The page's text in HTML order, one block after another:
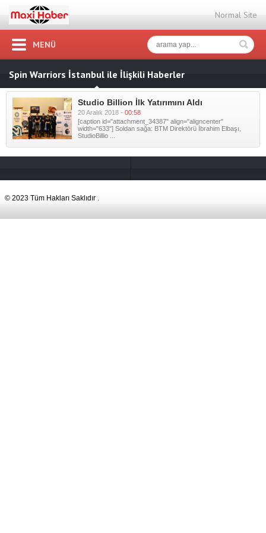
Normal Site
MENÜ
Spin Warriors İstanbul ile İlişkili Haberler
Studio Billion İlk Yatırımını Aldı
20 Aralık 2018 - 00:58
[caption id="attachment_34387" align="aligncenter"
width="633"] Soldan sağa: BTM Direktörü İbrahim Elbaşı,
StudioBillio ...
© 2023 Tüm Hakları Saklıdır .